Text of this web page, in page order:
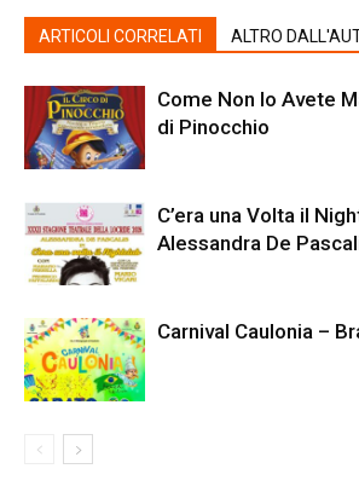
ARTICOLI CORRELATI ALTRO
Come Non lo Avete
di Pinocchio
C’era una Volta il
Alessandra De
Carnival Caulonia –